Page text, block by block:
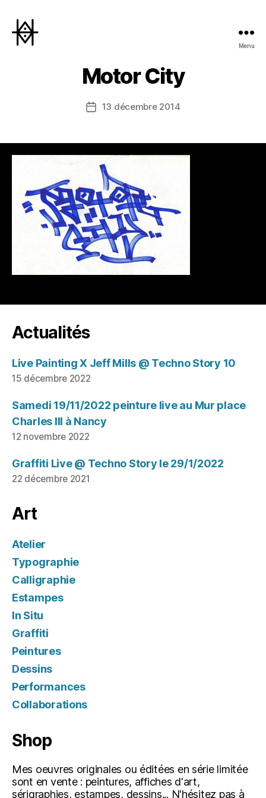
Menu
Motor City
Date13 décembre 2014
Actualités
Live Painting X Jeff Mills @ Techno Story 10
15 décembre 2022
Samedi 19/11/2022 peinture live au Mur place
Charles III à Nancy
12 novembre 2022
Graffiti Live @ Techno Story le 29/1/2022
22 décembre 2021
Art
Atelier
Typographie
Calligraphie
Estampes
In Situ
Graffiti
Peintures
Dessins
Performances
Collaborations
Shop
Mes oeuvres originales ou éditées en série limitée
sont en vente : peintures, affiches d'art,
sérigraphies, estampes, dessins... N'hésitez pas à